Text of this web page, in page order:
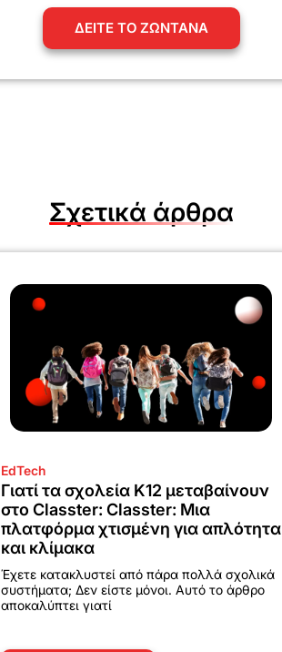
ΔΕΙΤΕ ΤΟ ΖΩΝΤΑΝΑ
Σχετικά άρθρα
EdTech
Γιατί τα σχολεία K12 μεταβαίνουν
στο Classter: Classter: Μια
πλατφόρμα χτισμένη για απλότητα
και κλίμακα
Έχετε κατακλυστεί από πάρα πολλά σχολικά
συστήματα; Δεν είστε μόνοι. Αυτό το άρθρο
αποκαλύπτει γιατί